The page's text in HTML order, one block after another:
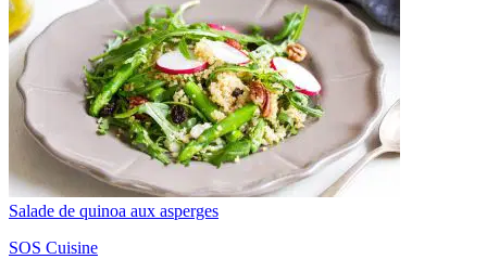
Salade de quinoa aux asperges
SOS Cuisine